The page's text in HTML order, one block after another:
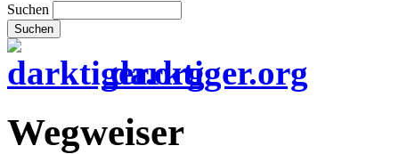
Suchen
darktiger.org
Wegweiser